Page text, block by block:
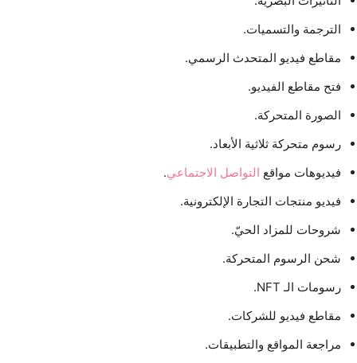
الترجمة والتسميات.
مقاطع فيديو المتحدث الرسمي.
فتح مقاطع الفيديو.
الصورة المتحركة.
رسوم متحركة ثلاثية الأبعاد.
فيديوهات مواقع التواصل الاجتماعي.
فيديو منتجات التجارة الإلكترونية.
شروحات للمزاد الحيّ.
شحن الرسوم المتحركة.
رسومات الـ NFT.
مقاطع فيديو للشركات.
مراجعة المواقع والتطبيقات.